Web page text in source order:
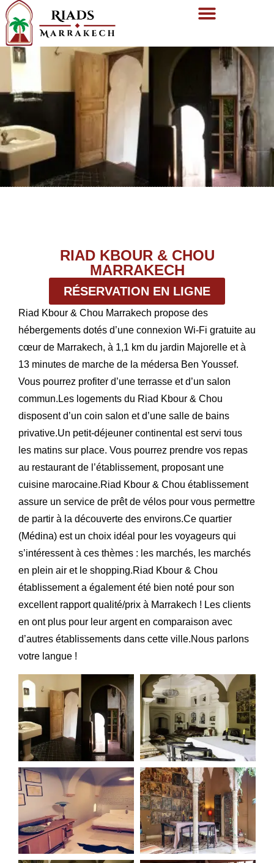
RIAD KBOUR & CHOU
MARRAKECH
RÉSERVATION EN LIGNE
Riad Kbour & Chou Marrakech propose des
hébergements dotés d’une connexion Wi-Fi gratuite au
cœur de Marrakech, à 1,1 km du jardin Majorelle et à
13 minutes de marche de la médersa Ben Youssef.
Vous pourrez profiter d’une terrasse et d’un salon
commun.Les logements du Riad Kbour & Chou
disposent d’un coin salon et d’une salle de bains
privative.Un petit-déjeuner continental est servi tous
les matins sur place. Vous pourrez prendre vos repas
au restaurant de l’établissement, proposant une
cuisine marocaine.Riad Kbour & Chou établissement
assure un service de prêt de vélos pour vous permettre
de partir à la découverte des environs.Ce quartier
(Médina) est un choix idéal pour les voyageurs qui
s’intéressent à ces thèmes : les marchés, les marchés
en plein air et le shopping.Riad Kbour & Chou
établissement a également été bien noté pour son
excellent rapport qualité/prix à Marrakech ! Les clients
en ont plus pour leur argent en comparaison avec
d’autres établissements dans cette ville.Nous parlons
votre langue !